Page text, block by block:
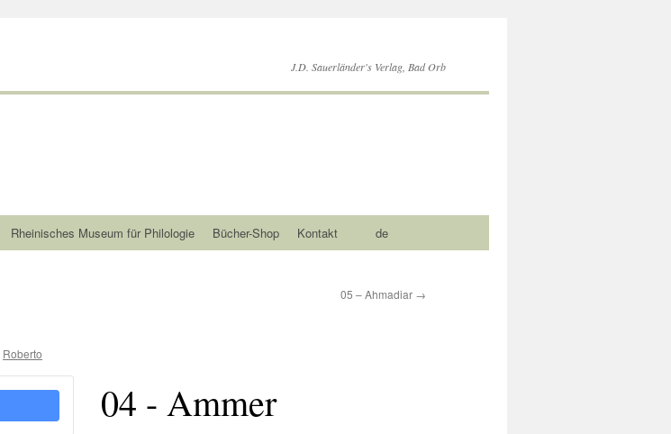
J.D. Sauerländer's Verlag, Bad Orb
Rheinisches Museum für Philologie Bücher-Shop Kontakt de
05 – Ahmadiar →
Roberto
04 - Ammer